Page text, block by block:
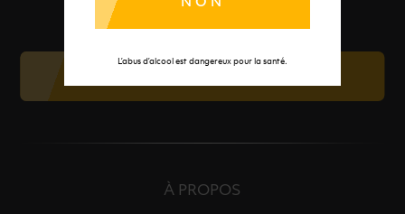
NON
L’abus d’alcool est dangereux pour la santé.
nos meilleures offres et nos actualités.
À PROPOS